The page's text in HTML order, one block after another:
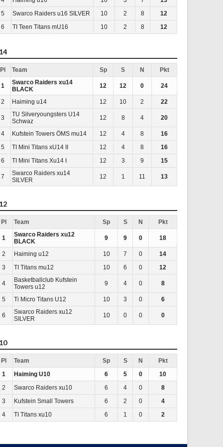
5
Swarco Raiders u16 SILVER 10 2 8
12
6
TI Teen Titans mU16 10 2 8 12
Pl Team Sp S N Pkt
1
Swarco Raiders xu14
BLACK
12 12 0 24
2 Haiming u14 12 10 2 22
3
TU Silveryoungsters U14
Schwaz
12 8 4 20
4 Kufstein Towers ÖMS mu14 12 4 8
16
5
TI Mini Titans xU14 II 12 4 8
16
6
TI Mini Titans Xu14 I 12 3 9 15
7
Swarco Raiders xu14
SILVER
12 1 11 13
Pl Team Sp S N Pkt
1
Swarco Raiders xu12
BLACK
9 9 0 18
2 Haiming u12 10 7 0
14
3
TI Titans mu12 10 6 0 12
4
Basketballclub Kufstein
Towers u12
9 4 0 8
5 Ti Micro Titans U12 10 3 0 6
6
Swarco Raiders xu12
SILVER
10 0 0 0
Pl Team Sp S N
Pkt
1
Haiming U10 6 5 0
10
2
Swarco Raiders xu10 6 4 0
8
3
Kufstein Small Towers 6 2 0
4
4
TI Titans xu10 6 1 0 2